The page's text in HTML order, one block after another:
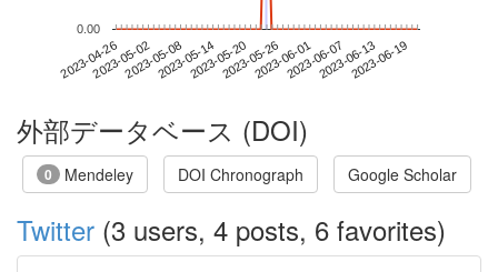
2023-04-262023-05-022023-05-082023-05-142023-05-202023-05-262023-06-012023-06-072023-06-132023-06-19
0.00
外部データベース (DOI)
0 Mendeley DOI Chronograph Google Scholar
Twitter (3 users, 4 posts, 6 favorites)